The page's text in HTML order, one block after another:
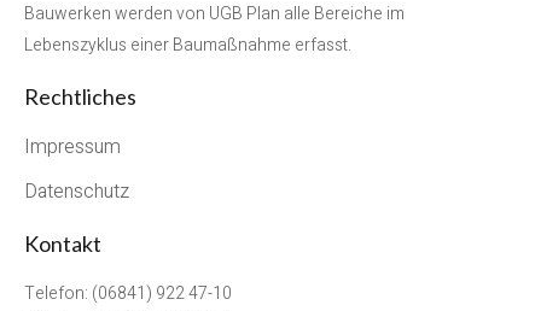
Bauwerken werden von UGB Plan alle Bereiche im
Lebenszyklus einer Baumaßnahme erfasst.
Rechtliches
Impressum
Datenschutz
Kontakt
Telefon: (06841) 922 47-10